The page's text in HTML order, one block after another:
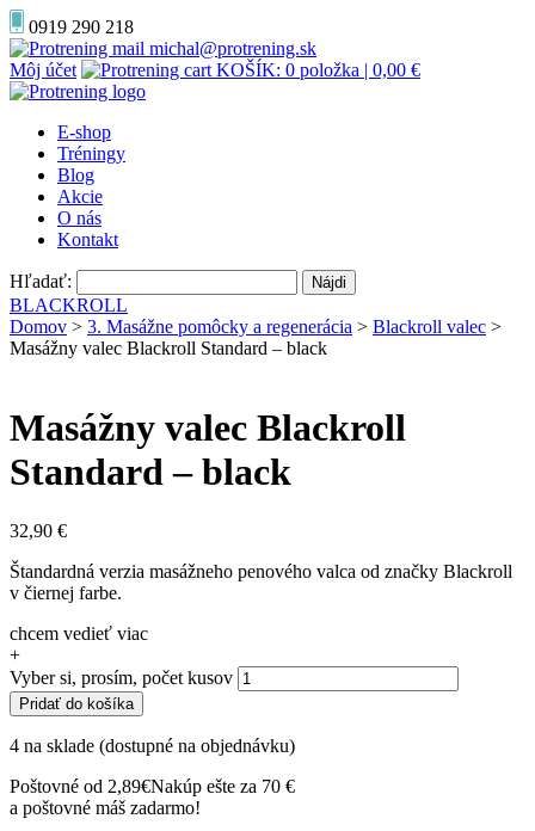
0919 290 218
michal@protrening.sk
Môj účet
KOŠÍK: 0 položka | 0,00 €
E-shop
Tréningy
Blog
Akcie
O nás
Kontakt
Hľadať:
BLACKROLL
Domov > 3. Masážne pomôcky a regenerácia > Blackroll valec >
Masážny valec Blackroll Standard – black
Masážny valec Blackroll
Standard – black
32,90 €
Štandardná verzia masážneho penového valca od značky Blackroll
v čiernej farbe.
chcem vedieť viac
+
Vyber si, prosím, počet kusov
Pridať do košíka
4 na sklade (dostupné na objednávku)
Poštovné od 2,89€Nakúp ešte za 70 €
a poštovné máš zadarmo!